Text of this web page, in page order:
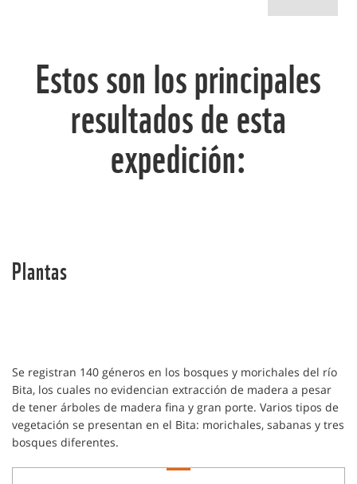
Estos son los principales
resultados de esta
expedición:
Plantas
Se registran 140 géneros en los bosques y morichales del río
Bita, los cuales no evidencian extracción de madera a pesar
de tener árboles de madera fina y gran porte. Varios tipos de
vegetación se presentan en el Bita: morichales, sabanas y tres
bosques diferentes.